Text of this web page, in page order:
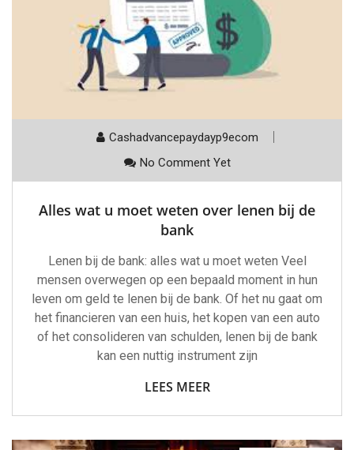
Cashadvancepaydayp9ecom
No Comment Yet
Alles wat u moet weten over lenen bij de
bank
Lenen bij de bank: alles wat u moet weten Veel
mensen overwegen op een bepaald moment in hun
leven om geld te lenen bij de bank. Of het nu gaat om
het financieren van een huis, het kopen van een auto
of het consolideren van schulden, lenen bij de bank
kan een nuttig instrument zijn
LEES MEER